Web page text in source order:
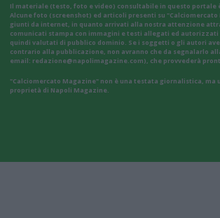
Il materiale (testo, foto e video) consultabile in questo portale
Alcune foto (screenshot) ed articoli presenti su
giunti da internet, in quanto arrivati alla nostra attenzione
comunicati stampa con immagini e testi allegati ed
quindi valutati di pubblico dominio. Se i soggetti o gli autori
contrario alla pubblicazione, non avranno che da segnalarlo
email: redazione@napolimagazine.com), che provvederà
"Calciomercato Magazine" non è una testata giornalistica, ma
proprietà di Napoli Magazine.